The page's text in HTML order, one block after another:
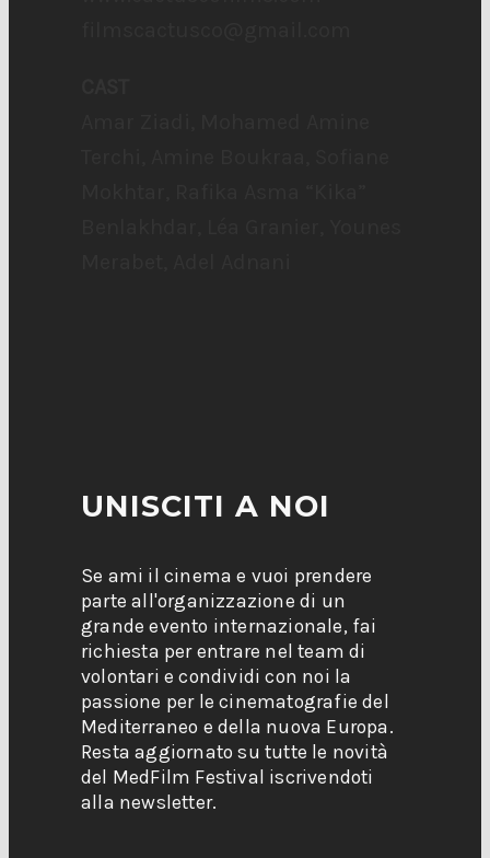
UNISCITI A NOI
Se ami il cinema e vuoi prendere
parte all'organizzazione di un
grande evento internazionale, fai
richiesta per entrare nel team di
volontari e condividi con noi la
passione per le cinematografie del
Mediterraneo e della nuova Europa.
Resta aggiornato su tutte le novità
del MedFilm Festival iscrivendoti
alla newsletter.